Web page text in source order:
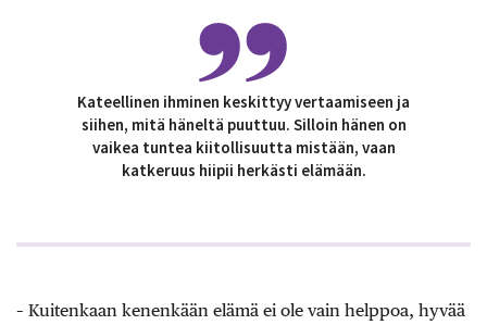
Kateellinen ihminen keskittyy vertaamiseen ja
siihen, mitä häneltä puuttuu. Silloin hänen on
vaikea tuntea kiitollisuutta mistään, vaan
katkeruus hiipii herkästi elämään.
– Kuitenkaan kenenkään elämä ei ole vain helppoa, hyvää